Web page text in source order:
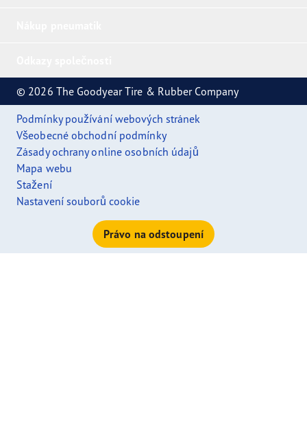
© 2026 The Goodyear Tire & Rubber Company
Podmínky používání webových stránek
Všeobecné obchodní podmínky
Zásady ochrany online osobních údajů
Mapa webu
Stažení
Nastavení souborů cookie
Právo na odstoupení